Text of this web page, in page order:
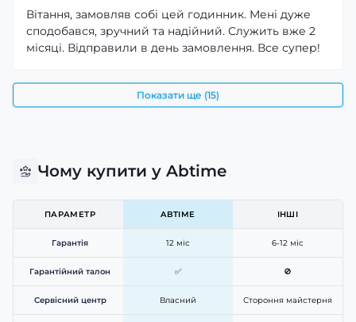
Вітання, замовляв собі цей годинник. Мені дуже
сподобався, зручний та надійний. Служить вже 2
місяці. Відправили в день замовлення. Все супер!
Показати ще (15)
Чому купити у Abtime
ПАРАМЕТР ABTIME ІНШІ
Гарантія 12 міс 6-12 міс
Гарантійний талон ✅ 🚫
Сервісний центр Власний Стороння майстерня